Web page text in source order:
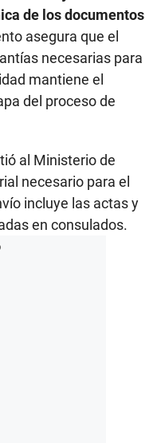
de los documentos
asegura que el
necesarias para
mantiene el
del proceso de
al Ministerio de
necesario para el
incluye las actas y
en consulados.